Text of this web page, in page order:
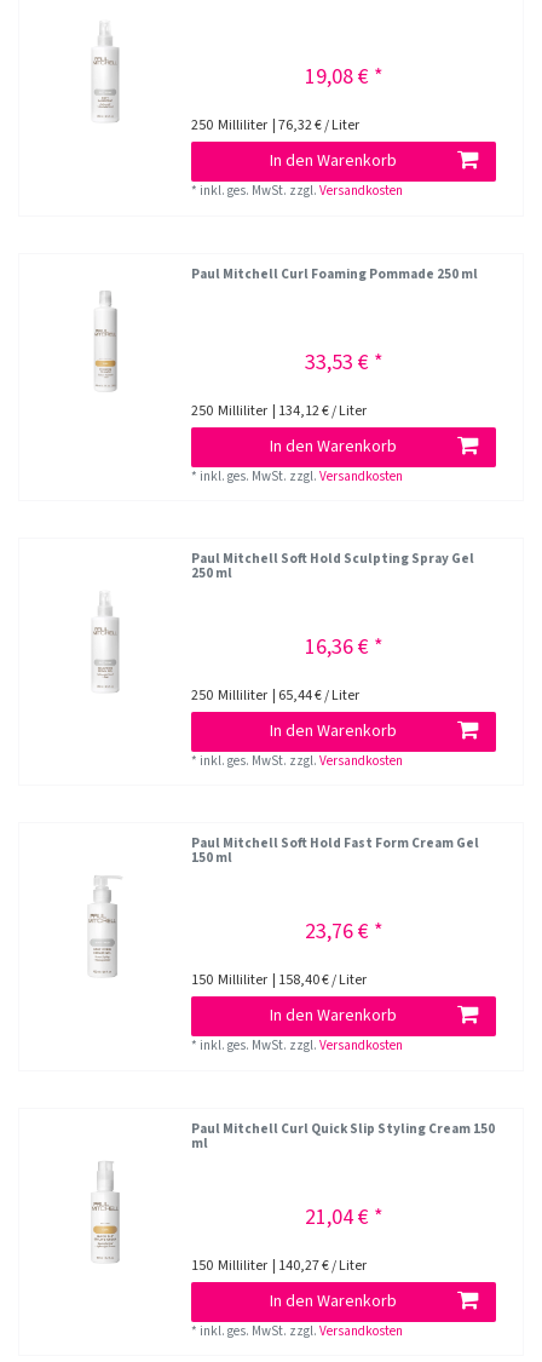
19,08 € *
250 Milliliter | 76,32 € / Liter
In den Warenkorb
* inkl. ges. MwSt. zzgl.Versandkosten
Paul Mitchell Curl Foaming Pommade 250 ml
33,53 € *
250 Milliliter | 134,12 € / Liter
In den Warenkorb
* inkl. ges. MwSt. zzgl.Versandkosten
Paul Mitchell Soft Hold Sculpting Spray Gel
250 ml
16,36 € *
250 Milliliter | 65,44 € / Liter
In den Warenkorb
* inkl. ges. MwSt. zzgl.Versandkosten
Paul Mitchell Soft Hold Fast Form Cream Gel
150 ml
23,76 € *
150 Milliliter | 158,40 € / Liter
In den Warenkorb
* inkl. ges. MwSt. zzgl.Versandkosten
Paul Mitchell Curl Quick Slip Styling Cream 150
ml
21,04 € *
150 Milliliter | 140,27 € / Liter
In den Warenkorb
* inkl. ges. MwSt. zzgl.Versandkosten